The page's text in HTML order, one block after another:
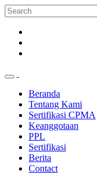
Beranda
Tentang Kami
Sertifikasi CPMA
Keanggotaan
PPL
Sertifikasi
Berita
Contact